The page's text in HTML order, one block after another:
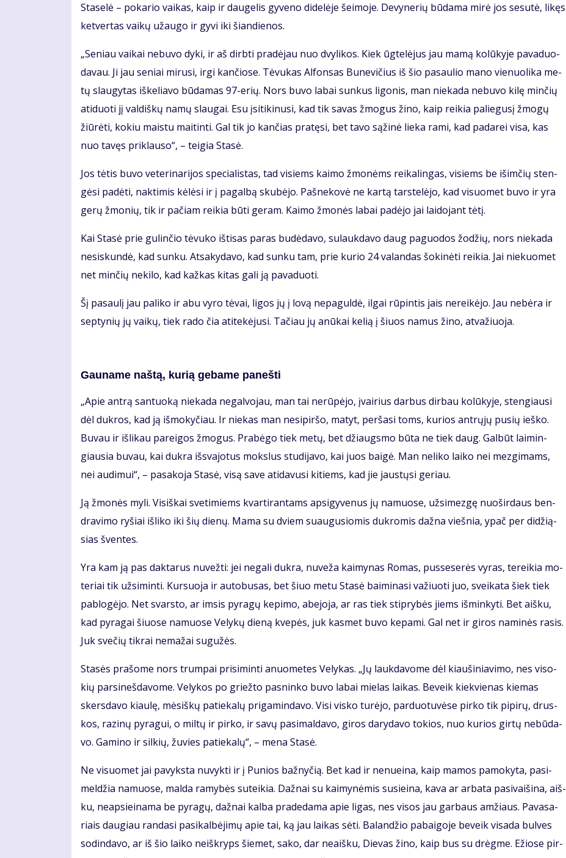
Sta­se­lė – po­ka­rio vai­kas, kaip ir dau­ge­lis gy­ve­no di­de­lė­je šei­mo­je. De­vy­ne­rių bū­da­ma mi­rė jos se­su­tė, li­kęs
ket­ver­tas vai­kų už­au­go ir gy­vi iki šian­die­nos.
„Se­niau vai­kai ne­bu­vo dy­ki, ir aš dirb­ti pra­dė­jau nuo dvy­li­kos. Kiek ūg­te­lė­jus jau ma­mą ko­lū­ky­je pa­va­duo­
da­vau. Ji jau se­niai mi­ru­si, ir­gi kan­čio­se. Tė­vu­kas Al­fon­sas Bu­ne­vi­čius iš šio pa­sau­lio ma­no vie­nuo­li­ka me­
tų slau­gy­tas iš­ke­lia­vo bū­da­mas 97-erių. Nors bu­vo la­bai sun­kus li­go­nis, man nie­ka­da ne­bu­vo ki­lę min­čių
ati­duo­ti jį val­diš­kų na­mų slau­gai. Esu įsi­ti­ki­nu­si, kad tik sa­vas žmo­gus ži­no, kaip rei­kia pa­lie­gu­sį žmo­gų
žiū­rė­ti, ko­kiu mais­tu mai­tin­ti. Gal tik jo kan­čias pra­tę­si, bet ta­vo są­ži­nė lie­ka ra­mi, kad pa­da­rei vi­sa, kas
nuo ta­vęs pri­klau­so“, – tei­gia Sta­sė.
Jos tė­tis bu­vo ve­te­ri­na­ri­jos spe­cia­lis­tas, tad vi­siems kai­mo žmo­nėms rei­ka­lin­gas, vi­siems be iš­im­čių sten­
gė­si pa­dė­ti, nak­ti­mis kė­lė­si ir į pa­gal­bą sku­bė­jo. Pa­šne­ko­vė ne kar­tą tars­te­lė­jo, kad vi­suo­met bu­vo ir yra
ge­rų žmo­nių, tik ir pa­čiam rei­kia bū­ti ge­ram. Kai­mo žmo­nės la­bai pa­dė­jo jai lai­do­jant tė­tį.
Kai Sta­sė prie gu­lin­čio tė­vu­ko iš­ti­sas pa­ras bu­dė­da­vo, su­lauk­da­vo daug pa­guo­dos žo­džių, nors nie­ka­da
ne­si­skun­dė, kad sun­ku. At­sa­ky­da­vo, kad sun­ku tam, prie ku­rio 24 va­lan­das šo­ki­nė­ti rei­kia. Jai nie­kuo­met
net min­čių ne­ki­lo, kad kaž­kas ki­tas ga­li ją pa­va­duo­ti.
Šį pa­sau­lį jau pa­li­ko ir abu vy­ro tė­vai, li­gos jų į lo­vą ne­pa­gul­dė, il­gai rū­pin­tis jais ne­rei­kė­jo. Jau ne­bė­ra ir
sep­ty­nių jų vai­kų, tiek ra­do čia ati­te­kė­ju­si. Ta­čiau jų anū­kai ke­lią į šiuos na­mus ži­no, at­va­žiuo­ja.
Gau­na­me naš­tą, ku­rią ge­ba­me pa­neš­ti
„Apie an­trą san­tuo­ką nie­ka­da ne­gal­vo­jau, man tai ne­rū­pė­jo, įvai­rius dar­bus dir­bau ko­lū­ky­je, sten­giau­si
dėl duk­ros, kad ją iš­mo­ky­čiau. Ir nie­kas man ne­si­pir­šo, ma­tyt, per­ša­si toms, ku­rios ant­rų­jų pu­sių ieš­ko.
Bu­vau ir iš­li­kau pa­rei­gos žmo­gus. Pra­bė­go tiek me­tų, bet džiaugs­mo bū­ta ne tiek daug. Gal­būt lai­min­
giau­sia bu­vau, kai duk­ra iš­sva­jo­tus moks­lus stu­di­ja­vo, kai juos bai­gė. Man ne­li­ko lai­ko nei mez­gi­mams,
nei au­di­mui“, – pa­sa­ko­ja Sta­sė, vi­są sa­ve ati­da­vu­si ki­tiems, kad jie jaus­tų­si ge­riau.
Ją žmo­nės my­li. Vi­siš­kai sve­ti­miems kvar­ti­ran­tams ap­si­gy­ve­nus jų na­muo­se, už­si­mez­gę nuo­šir­daus ben­
dra­vi­mo ry­šiai iš­li­ko iki šių die­nų. Ma­ma su dviem su­au­gu­sio­mis duk­ro­mis daž­na vieš­nia, ypač per di­dži­ą­
sias šven­tes.
Yra kam ją pas dak­ta­rus nu­vež­ti: jei ne­ga­li duk­ra, nu­ve­ža kai­my­nas Ro­mas, pus­se­se­rės vy­ras, te­rei­kia mo­
te­riai tik už­si­min­ti. Kur­suo­ja ir au­to­bu­sas, bet šiuo me­tu Sta­sė bai­mi­na­si va­žiuo­ti juo, svei­ka­ta šiek tiek
pa­blo­gė­jo. Net svars­to, ar im­sis py­ra­gų ke­pi­mo, abe­jo­ja, ar ras tiek stip­ry­bės jiems iš­min­ky­ti. Bet aiš­ku,
kad py­ra­gai šiuo­se na­muo­se Ve­ly­kų die­ną kve­pės, juk kas­met bu­vo ke­pa­mi. Gal net ir gi­ros na­mi­nės ra­sis.
Juk sve­čių tik­rai ne­ma­žai su­gu­žės.
Sta­sės pra­šo­me nors trum­pai pri­si­min­ti anuo­me­tes Ve­ly­kas. „Jų lauk­da­vo­me dėl kiau­ši­nia­vi­mo, nes vi­so­
kių par­si­neš­da­vo­me. Ve­ly­kos po griež­to pas­nin­ko bu­vo la­bai mie­las lai­kas. Be­veik kiek­vie­nas kie­mas
skers­da­vo kiau­lę, mė­siš­kų pa­tie­ka­lų pri­ga­min­da­vo. Vi­si vis­ko tu­rė­jo, par­duo­tu­vė­se pir­ko tik pi­pi­rų, drus­
kos, ra­zi­nų py­ra­gui, o mil­tų ir pir­ko, ir sa­vų pa­si­mal­da­vo, gi­ros da­ry­da­vo to­kios, nuo ku­rios gir­tų ne­bū­da­
vo. Ga­mi­no ir sil­kių, žu­vies pa­tie­ka­lų“, – me­na Sta­sė.
Ne vi­suo­met jai pa­vyks­ta nu­vyk­ti ir į Pu­nios baž­ny­čią. Bet kad ir ne­nu­ei­na, kaip ma­mos pa­mo­ky­ta, pa­si­
mel­džia na­muo­se, mal­da ra­my­bės su­tei­kia. Daž­nai su kai­my­nė­mis su­si­ei­na, ka­va ar ar­ba­ta pa­si­vai­ši­na, aiš­
ku, neap­si­ei­na­ma be py­ra­gų, daž­nai kal­ba pra­de­da­ma apie li­gas, nes vi­sos jau gar­baus am­žiaus. Pa­va­sa­
riais dau­giau ran­da­si pa­si­kal­bė­ji­mų apie tai, ką jau lai­kas sė­ti. Ba­lan­džio pa­bai­go­je be­veik vi­sa­da bul­ves
so­din­da­vo, ar iš šio lai­ko ne­iš­kryps šie­met, sa­ko, dar ne­aiš­ku, Die­vas ži­no, kaip bus su drėg­me. Ežio­se pir­